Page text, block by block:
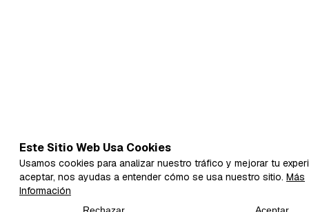
Este Sitio Web Usa Cookies
Usamos cookies para analizar nuestro tráfico y mejorar tu
aceptar, nos ayudas a entender cómo se usa nuestro sitio. Más
Información